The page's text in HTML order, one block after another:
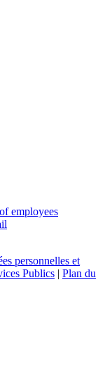
employees
personnelles et
Publics | Plan du